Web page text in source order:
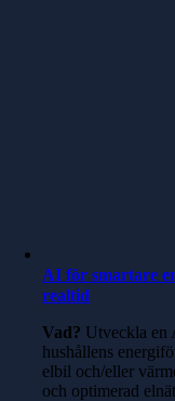
AI för smartare
realtid
Vad? Utveckla en
hushållens
elbil och/eller
och optimerad